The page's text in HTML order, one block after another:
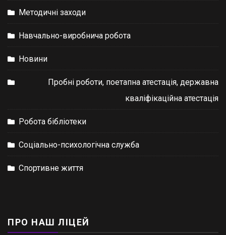
Методичні заходи
Навчально-виробнича робота
Новини
Пробні роботи, поетапна атестація, державна
кваліфікаційна атестація
Робота бібліотеки
Соціально-психологічна служба
Спортивне життя
ПРО НАШ ЛІЦЕЙ